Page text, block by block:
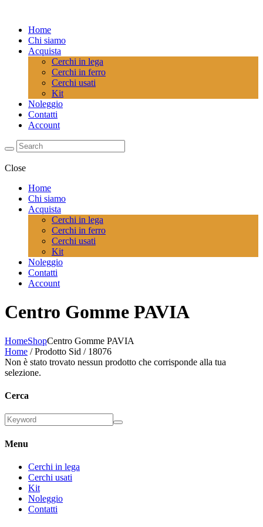
Home
Chi siamo
Acquista
Cerchi in lega
Cerchi in ferro
Cerchi usati
Kit
Noleggio
Contatti
Account
Close
Home
Chi siamo
Acquista
Cerchi in lega
Cerchi in ferro
Cerchi usati
Kit
Noleggio
Contatti
Account
Centro Gomme PAVIA
HomeShopCentro Gomme PAVIA
Home / Prodotto Sid / 18076
Non è stato trovato nessun prodotto che corrisponde alla tua
selezione.
Cerca
Menu
Cerchi in lega
Cerchi usati
Kit
Noleggio
Contatti